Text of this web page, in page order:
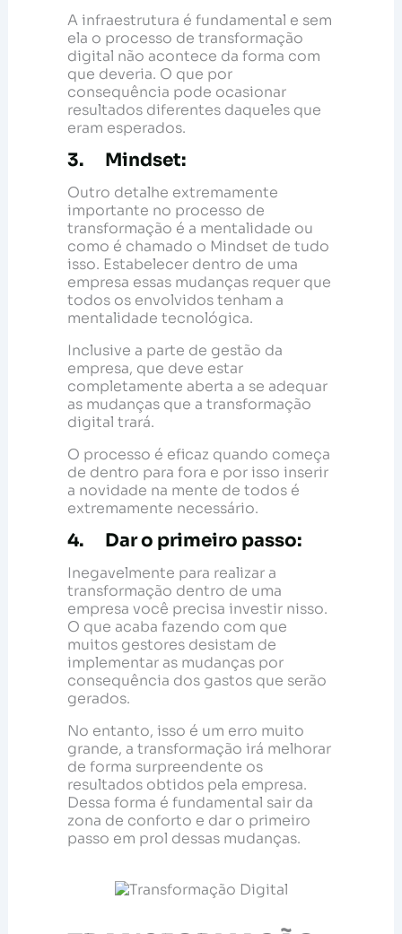
A infraestrutura é fundamental e sem
ela o processo de transformação
digital não acontece da forma com
que deveria. O que por
consequência pode ocasionar
resultados diferentes daqueles que
eram esperados.
3. Mindset:
Outro detalhe extremamente
importante no processo de
transformação é a mentalidade ou
como é chamado o Mindset de tudo
isso. Estabelecer dentro de uma
empresa essas mudanças requer que
todos os envolvidos tenham a
mentalidade tecnológica.
Inclusive a parte de gestão da
empresa, que deve estar
completamente aberta a se adequar
as mudanças que a transformação
digital trará.
O processo é eficaz quando começa
de dentro para fora e por isso inserir
a novidade na mente de todos é
extremamente necessário.
4. Dar o primeiro passo:
Inegavelmente para realizar a
transformação dentro de uma
empresa você precisa investir nisso.
O que acaba fazendo com que
muitos gestores desistam de
implementar as mudanças por
consequência dos gastos que serão
gerados.
No entanto, isso é um erro muito
grande, a transformação irá melhorar
de forma surpreendente os
resultados obtidos pela empresa.
Dessa forma é fundamental sair da
zona de conforto e dar o primeiro
passo em prol dessas mudanças.